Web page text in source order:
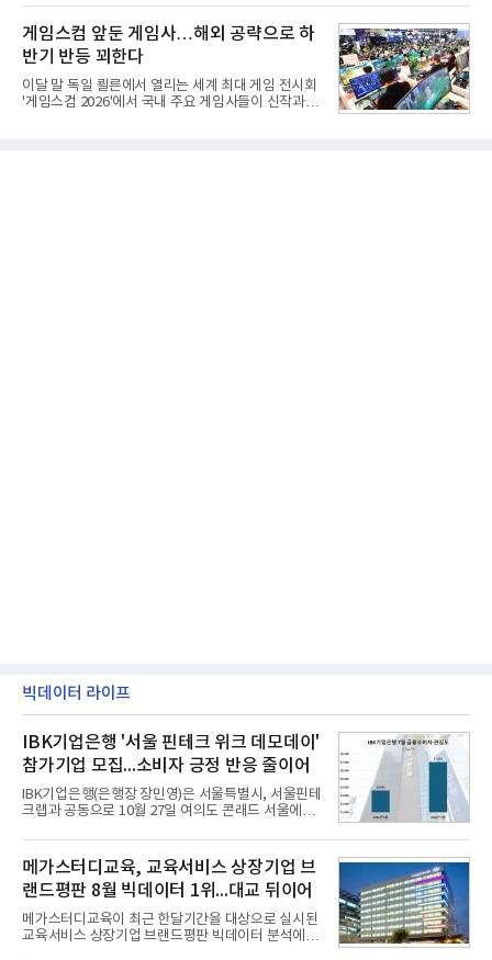
국산화에 의
접어든 가운데 삼성전자는 AI 반도체를 중심으로 데
이터센터 생태계 공략을 강화하고 LG전자는 냉각솔
루션·전장·로봇 등 기업용 솔루션 사업 확대에 속도를
내고 있다.9일 업계에 따르면 LG전자는 2분기 생활가
전과 프리미엄 제품 경쟁력에 더해 B2B 사업 확대 효
과로 수익성을 방어한 반면 삼성전자는 디바이스경험
(DX) 부문의 TV·생활가전 수익성이 악화됐다. 대신 삼
게임스컴 앞둔 게임사…해외 공략으로 하
반기 반등 꾀한다
이달 말 독일 쾰른에서 열리는 세계 최대 게임 전시회
'게임스컴 2026'에서 국내 주요 게임사들이 신작과 글
빅데이터 라이프
IBK기업은행 '서울 핀테크 위크 데모데이'
참가기업 모집...소비자 긍정 반응 줄이어
IBK기업은행(은행장 장민영)은 서울특별시, 서울핀테
크랩과 공동으로 10월 27일 여의도 콘래드 서울에서
IBK기업은행’에 참가할 기업을 모집한다고 10일 밝혔
다.이번 데모데이는 ‘AX 기반 디지털금융의 전환’을
주제로 개최되는 ‘서울 핀테크 위크 2026’의 공식 프
로그램으로, 우수한 AX 기반 핀테크 기업을 발굴하고
투자유치와 사업 협력 기회를 지원하기 위해 마련됐
다.참여 대상은 창업 7년 이내의 서울 소재 핀테크 스
타트업과 중소기업 창업 지원법에 따른 신사업 분야
메가스터디교육, 교육서비스 상장기업 브
랜드평판 8월 빅데이터 1위...대교 뒤이어
메가스터디교육이 최근 한달기간을 대상으로 실시된
교육서비스 상장기업 브랜드평판 빅데이터 분석에서